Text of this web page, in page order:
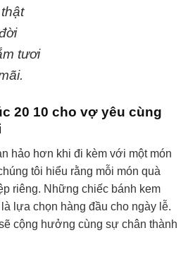
tươi
20 10 cho vợ yêu cùng
hảo hơn khi đi kèm với một món
tôi hiểu rằng mỗi món quà
riêng. Những chiếc bánh kem
lựa chọn hàng đầu cho ngày lễ.
cộng hưởng cùng sự chân thành